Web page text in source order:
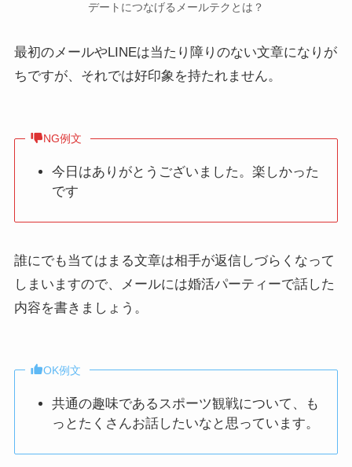
デートにつなげるメールテクとは？
最初のメールやLINEは当たり障りのない文章になりが
ちですが、それでは好印象を持たれません。
NG例文
今日はありがとうございました。楽しかった
です
誰にでも当てはまる文章は相手が返信しづらくなって
しまいますので、メールには婚活パーティーで話した
内容を書きましょう。
OK例文
共通の趣味であるスポーツ観戦について、も
っとたくさんお話したいなと思っています。